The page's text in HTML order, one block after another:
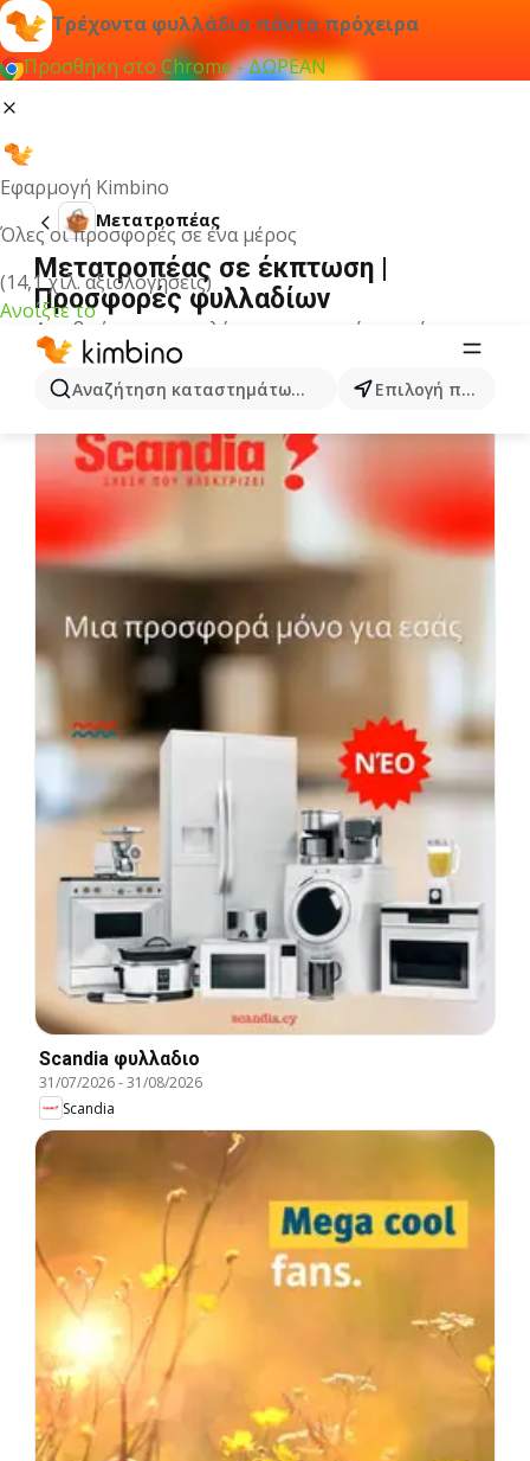
Τρέχοντα φυλλάδια πάντα πρόχειρα
Προσθήκη στο Chrome - ΔΩΡΕΑΝ
Εφαρμογή Kimbino
Όλες οι προσφορές σε ένα μέρος
(14,1 χιλ. αξιολογήσεις)
Ανοίξτε το
Αναζήτηση καταστημάτων, κατηγοριών, προϊόντων...
Επιλογή πόλης
Μετατροπέας
Μετατροπέας σε έκπτωση |
Προσφορές φυλλαδίων
Δεν βρήκαμε αποτελέσματα για αυτόν τον όρο.
Άλλα φυλλάδια από την κατηγορία
Scandia φυλλαδιο
31/07/2026-31/08/2026
Scandia